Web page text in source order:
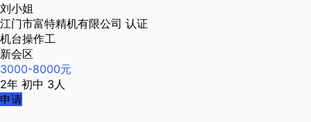
刘小姐
江门市富特精机有限公司 认证
机台操作工
新会区
3000-8000元
2年 初中 3人
申请